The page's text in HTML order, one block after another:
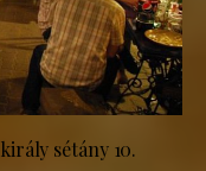
sétány 10.